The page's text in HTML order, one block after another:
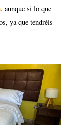
, aunque si lo que
ya que tendréis